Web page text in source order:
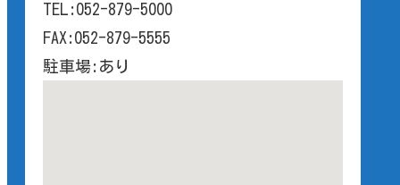
TEL:052-879-5000
FAX:052-879-5555
駐車場:あり